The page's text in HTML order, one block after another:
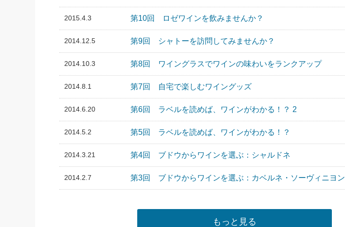
2015.4.3 第10回 ロゼワインを飲みませんか？
2014.12.5 第9回 シャトーを訪問してみませんか？
2014.10.3 第8回 ワイングラスでワインの味わいをランクアップ
2014.8.1 第7回 自宅で楽しむワイングッズ
2014.6.20 第6回 ラベルを読めば、ワインがわかる！？ 2
2014.5.2 第5回 ラベルを読めば、ワインがわかる！？
2014.3.21 第4回 ブドウからワインを選ぶ：シャルドネ
2014.2.7 第3回 ブドウからワインを選ぶ：カベルネ・ソーヴィニヨン
もっと見る